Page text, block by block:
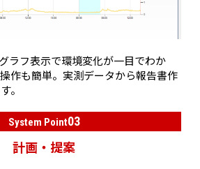
ラフ表示で環境変化が一目でわか
作も簡単。実測データから報告書作
。
System Point03
計画・提案